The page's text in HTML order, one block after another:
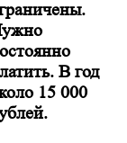
В год
15 000